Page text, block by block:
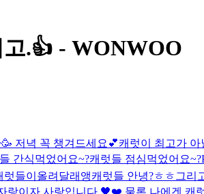
.👍 - WONWOO
저녁 꼭 챙겨드세요💕캐럿이 최고가
간식먹었어요~?캐럿들 점심먹었어요~?
럿들이올려달래앵캐럿들 안녕?ㅎㅎ 그리
이자 사랑입니다.🖤❤️ 물론 나에겐 캐